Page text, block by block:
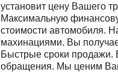
установит цену Вашего
Максимальную
стоимости автомобиля.
махинациями. Вы
Быстрые сроки продажи.
обращения. Мы ценим